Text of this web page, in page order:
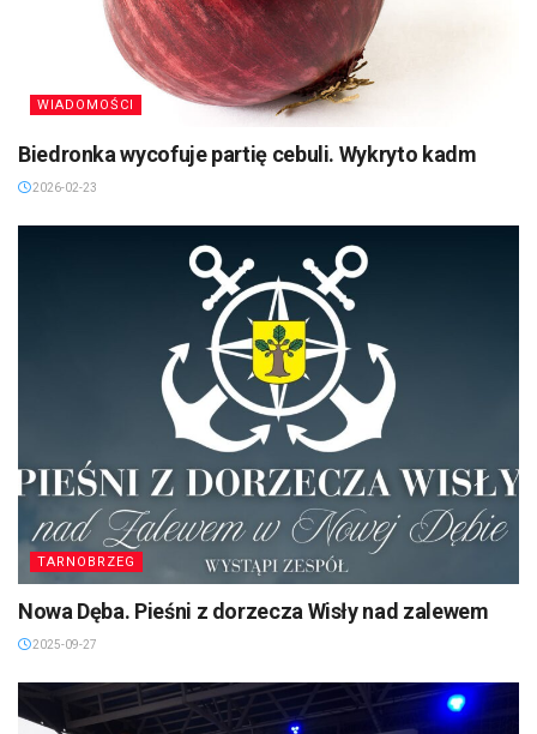
WIADOMOŚCI
Biedronka wycofuje partię cebuli. Wykryto kadm
2026-02-23
TARNOBRZEG
Nowa Dęba. Pieśni z dorzecza Wisły nad zalewem
2025-09-27